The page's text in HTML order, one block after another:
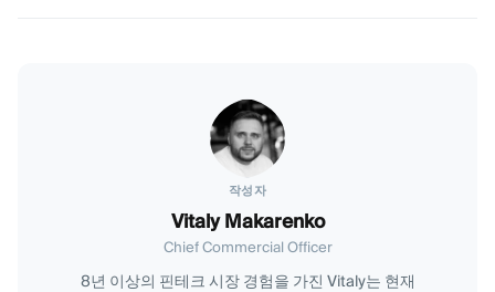
작성자
Vitaly Makarenko
Chief Commercial Officer
8년 이상의 핀테크 시장 경험을 가진 Vitaly는 현재